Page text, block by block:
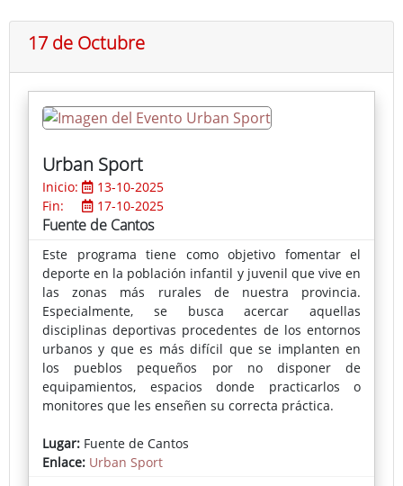
17 de Octubre
Urban Sport
Inicio:
13-10-2025
Fin:
17-10-2025
Fuente de Cantos
Este programa tiene como objetivo fomentar el
deporte en la población infantil y juvenil que vive en
las zonas más rurales de nuestra provincia.
Especialmente, se busca acercar aquellas
disciplinas deportivas procedentes de los entornos
urbanos y que es más difícil que se implanten en
los pueblos pequeños por no disponer de
equipamientos, espacios donde practicarlos o
monitores que les enseñen su correcta práctica.
En cada localidad se instala una pista deportiva
portátil donde se puede practicar skate, voleibol,
Lugar: Fuente de Cantos
Enlace: Urban Sport